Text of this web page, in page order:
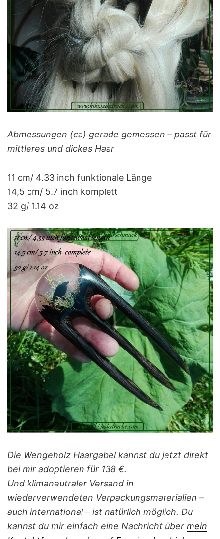
Abmessungen (ca) gerade gemessen – passt für
mittleres und dickes Haar
11 cm/ 4.33 inch funktionale Länge
14,5 cm/ 5.7 inch komplett
32 g/ 1.14 oz
Die Wengeholz Haargabel kannst du jetzt direkt
bei mir adoptieren für 138 €.
Und klimaneutraler Versand in
wiederverwendeten Verpackungsmaterialien –
auch international – ist natürlich möglich. Du
kannst du mir einfach eine Nachricht über mein